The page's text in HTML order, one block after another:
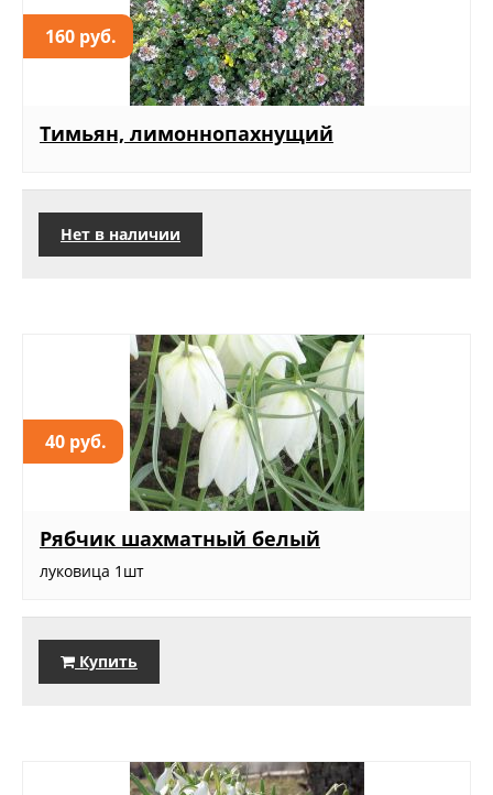
160 руб.
Тимьян, лимоннопахнущий
Нет в наличии
40 руб.
Рябчик шахматный белый
луковица 1шт
Купить